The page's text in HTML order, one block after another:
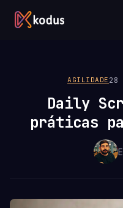
AGILIDADE 28
Daily
práticas